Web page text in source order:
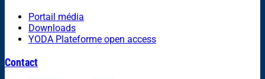
Portail média
Downloads
YODA Plateforme open access
Contact